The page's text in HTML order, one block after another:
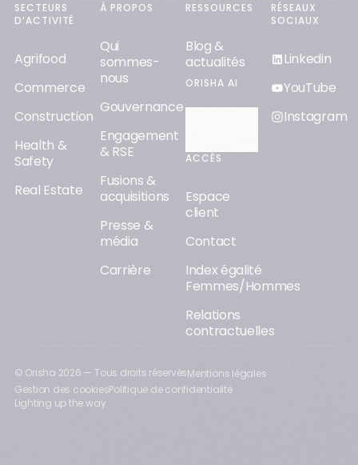
SECTEURS
D’ACTIVITÉ
Agrifood
Commerce
Construction
Health &
Safety
Real Estate
À PROPOS
Qui
sommes-
nous
Gouvernance
Engagement
& RSE
Fusions &
acquisitions
Presse &
média
Carrière
RESSOURCES
Blog &
actualités
ORISHA AI
ACCÈS
Espace
client
Contact
Index égalité
Femmes/Hommes
Relations
contractuelles
RÉSEAUX
SOCIAUX
Linkedin
YouTube
Instagram
© Orisha 2026 — Tous droits réservésMentions légales
Gestion des cookiesPolitique de confidentialité
Lighting up the way